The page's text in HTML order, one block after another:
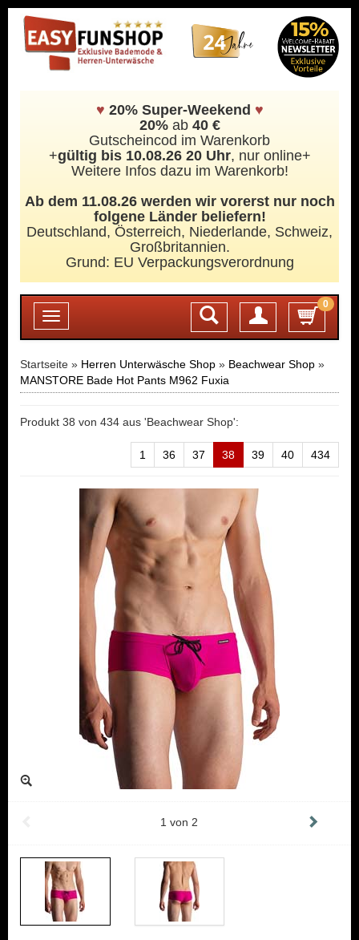
♥ 20% Super-Weekend ♥
20%ab 40 €
Gutscheincod im Warenkorb
+gültig bis 10.08.26 20 Uhr, nur online+
Weitere Infos dazu im Warenkorb!
Ab dem 11.08.26 werden wir vorerst nur noch
folgene Länder beliefern!
Deutschland, Österreich, Niederlande, Schweiz,
Großbritannien.
Grund: EU Verpackungsverordnung
Toggle
navigation
0
Login
Startseite » Herren Unterwäsche Shop » Beachwear Shop »
MANSTORE Bade Hot Pants M962 Fuxia
Produkt 38 von 434 aus 'Beachwear Shop':
1 36 37 38 39 40 434
1 von 2